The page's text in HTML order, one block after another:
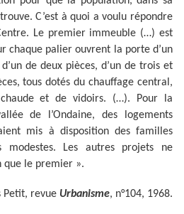
C’est à quoi a voulu répondre
Le premier immeuble (…) est
chaque palier ouvrent la porte d’un
de deux pièces, d’un de trois et
tous dotés du chauffage central,
et de vidoirs. (…). Pour la
de l’Ondaine, des logements
mis à disposition des familles
modestes. Les autres projets ne
que le premier ».
Petit, revue Urbanisme, n°104, 1968.